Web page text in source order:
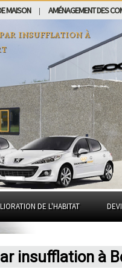
MAISON AMÉNAGEMENT DES
insufflation à
DE L'HABITAT
insufflation à